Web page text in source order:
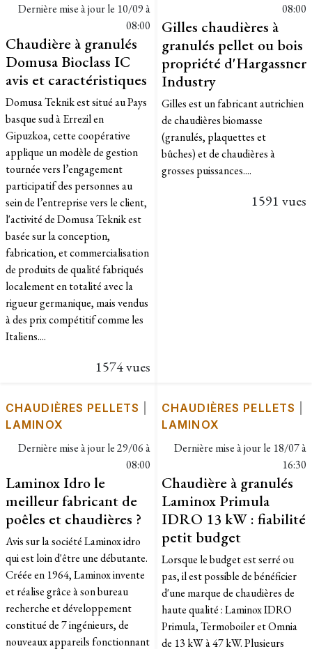
Dernière mise à jour le 10/09 à
08:00
Chaudière à granulés
Domusa Bioclass IC
avis et caractéristiques
Domusa Teknik est situé au Pays
basque sud à Errezil en
Gipuzkoa, cette coopérative
applique un modèle de gestion
tournée vers l’engagement
participatif des personnes au
sein de l’entreprise vers le client,
l'activité de Domusa Teknik est
basée sur la conception,
fabrication, et commercialisation
de produits de qualité fabriqués
localement en totalité avec la
rigueur germanique, mais vendus
à des prix compétitif comme les
Italiens....
1574 vues
08:00
Gilles chaudières à
granulés pellet ou bois
propriété d'Hargassner
Industry
Gilles est un fabricant autrichien
de chaudières biomasse
(granulés, plaquettes et
bûches) et de chaudières à
grosses puissances....
1591 vues
CHAUDIÈRES PELLETS
LAMINOX
Dernière mise à jour le29/06 à
08:00
Laminox Idro le
meilleur fabricant de
poêles et chaudières ?
Avis sur la société Laminox idro
qui est loin d'être une débutante.
Créée en 1964, Laminox invente
et réalise grâce à son bureau
recherche et développement
constitué de 7 ingénieurs, de
nouveaux appareils fonctionnant
CHAUDIÈRES PELLETS
LAMINOX
Dernière mise à jour le 18/07 à
16:30
Chaudière à granulés
Laminox Primula
IDRO 13 kW : fiabilité
petit budget
Lorsque le budget est serré ou
pas, il est possible de bénéficier
d'une marque de chaudières de
haute qualité : Laminox IDRO
Primula, Termoboiler et Omnia
de 13 kW à 47 kW. Plusieurs